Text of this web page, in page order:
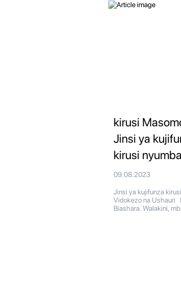
kirusi
Jinsi ya
kirusi
09.08.2023
Jinsi ya kujifunza
Vidokezo na Ushauri
Biashara. Walakini,